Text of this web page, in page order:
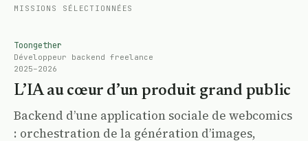
MISSIONS SÉLECTIONNÉES
Toongether
Développeur backend freelance
2025–2026
L’IA au cœur d’un produit grand public
Backend d’une application sociale de webcomics
: orchestration de la génération d’images,